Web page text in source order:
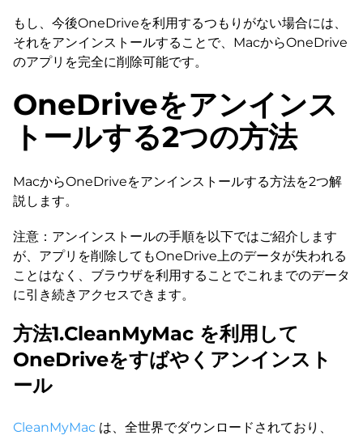
もし、今後OneDriveを利用するつもりがない場合には、
それをアンインストールすることで、MacからOneDrive
のアプリを完全に削除可能です。
OneDriveをアンインス
トールする2つの方法
MacからOneDriveをアンインストールする方法を2つ解
説します。
注意：アンインストールの手順を以下ではご紹介します
が、アプリを削除してもOneDrive上のデータが失われる
ことはなく、ブラウザを利用することでこれまでのデータ
に引き続きアクセスできます。
方法1.CleanMyMac を利用して
OneDriveをすばやくアンインスト
ール
CleanMyMac は、全世界でダウンロードされており、